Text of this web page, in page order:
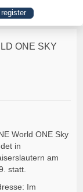
register
ONE SKY
World ONE Sky
in
am
statt.
Im